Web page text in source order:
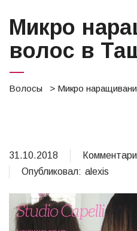
Микро
волос в
Волосы > Микро
31.10.2018
Опубликовал: alexis